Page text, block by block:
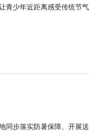
青少年近距离感受传统节
同步落实防暑保障、开展